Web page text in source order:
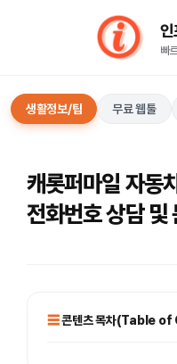
빠
생활정보/팁 무료 웹툴
캐롯퍼마일 자동
전화번호 상담
콘텐츠 목차(Table